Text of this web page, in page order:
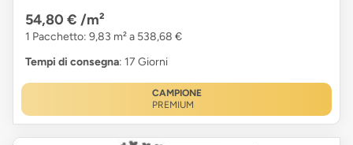
54,80 € /m²
1 Pacchetto: 9,83 m² a 538,68 €
Tempi di consegna: 17 Giorni
CAMPIONE
PREMIUM